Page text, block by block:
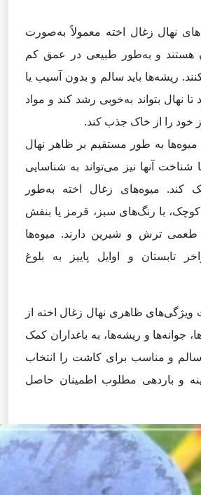
نهال زغال اخته معمولاً به‌صورت
هستند و به‌طور طبیعی در عمق کم
ریشه‌ها باید سالم و بدون آسیب یا
نهال بتواند به‌خوبی رشد کند و مواد
خود را از خاک جذب کند.
میوه‌ها به طور مستقیم بر ظاهر نهال
شناخت آنها نیز می‌تواند به شناسایی
کند. میوه‌های زغال اخته به‌طور
با رنگ‌های سبز، قرمز یا بنفش
طعمی ترش و شیرین دارند. میوه‌ها
تابستان و اوایل پاییز به بلوغ
ظاهری نهال زغال اخته از
جوانه‌ها و ریشه‌ها، به باغداران کمک
و مناسب برای کاشت را انتخاب
و باردهی مطلوب اطمینان حاصل